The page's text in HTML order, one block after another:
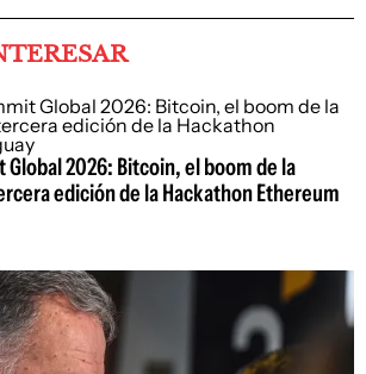
2026: Bitcoin, el boom de la
edición de la Hackathon Ethereum